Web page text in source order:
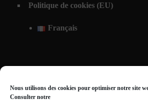
Nous utilisons des cookies pour optimiser notre site
Consulter notre
Politique de cookies (EU)
Français